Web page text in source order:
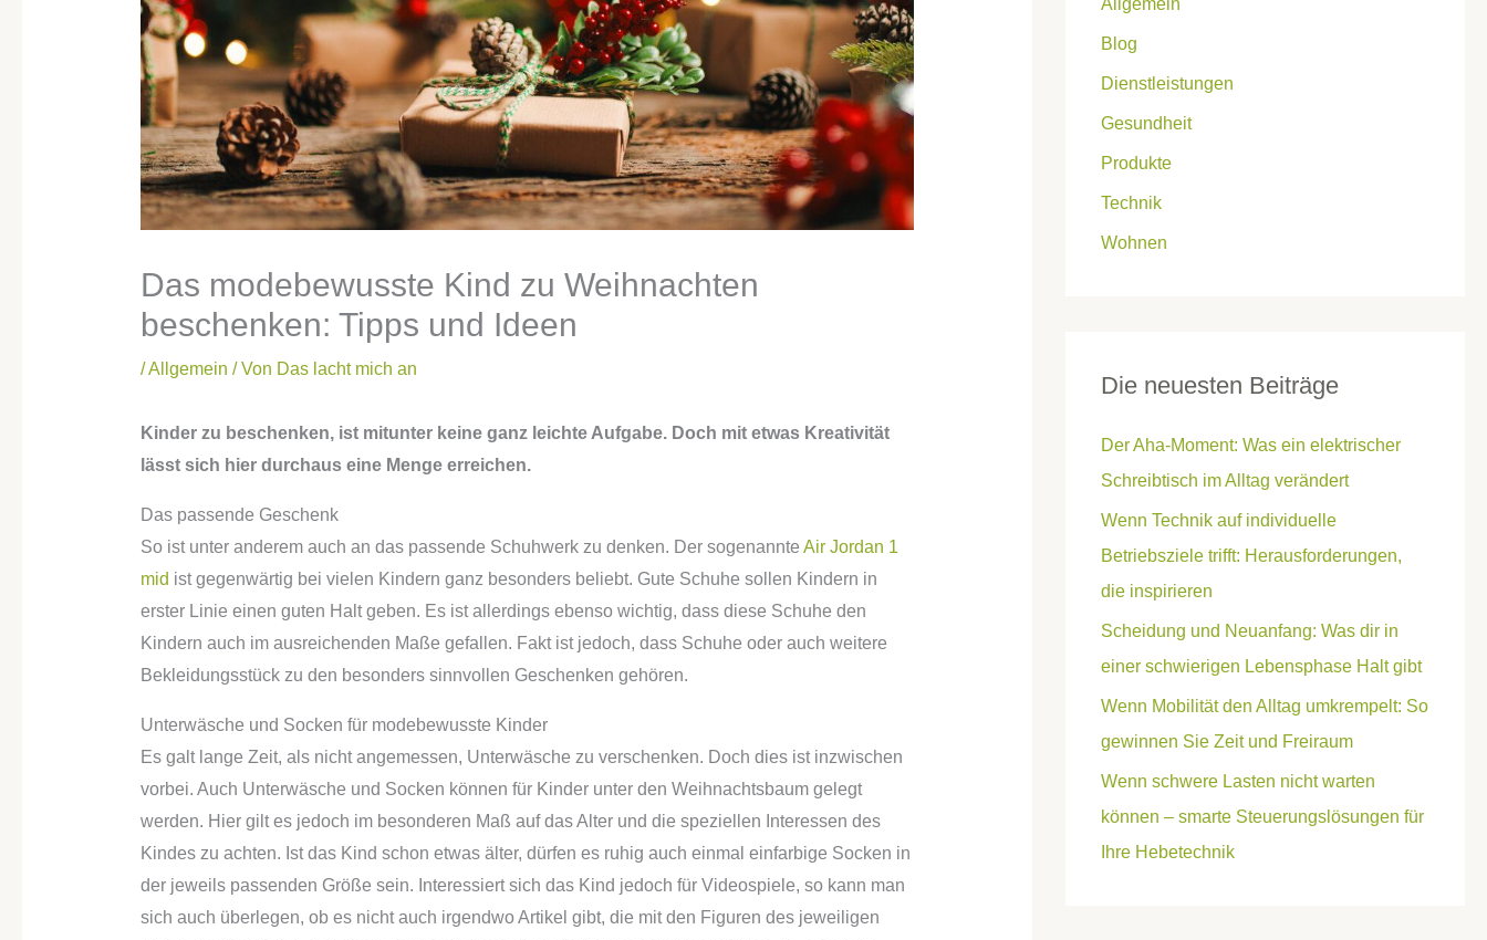
Das modebewusste Kind zu Weihnachten
beschenken: Tipps und Ideen
/Allgemein / Von Das lacht mich an
Kinder zu beschenken, ist mitunter keine ganz leichte Aufgabe. Doch mit etwas Kreativität
lässt sich hier durchaus eine Menge erreichen.
Das passende Geschenk
So ist unter anderem auch an das passende Schuhwerk zu denken. Der sogenannte Air Jordan 1
mid ist gegenwärtig bei vielen Kindern ganz besonders beliebt. Gute Schuhe sollen Kindern in
erster Linie einen guten Halt geben. Es ist allerdings ebenso wichtig, dass diese Schuhe den
Kindern auch im ausreichenden Maße gefallen. Fakt ist jedoch, dass Schuhe oder auch weitere
Bekleidungsstück zu den besonders sinnvollen Geschenken gehören.
Unterwäsche und Socken für modebewusste Kinder
Es galt lange Zeit, als nicht angemessen, Unterwäsche zu verschenken. Doch dies ist inzwischen
vorbei. Auch Unterwäsche und Socken können für Kinder unter den Weihnachtsbaum gelegt
werden. Hier gilt es jedoch im besonderen Maß auf das Alter und die speziellen Interessen des
Kindes zu achten. Ist das Kind schon etwas älter, dürfen es ruhig auch einmal einfarbige Socken in
der jeweils passenden Größe sein. Interessiert sich das Kind jedoch für Videospiele, so kann man
sich auch überlegen, ob es nicht auch irgendwo Artikel gibt, die mit den Figuren des jeweiligen
Allgemein
Blog
Dienstleistungen
Gesundheit
Produkte
Technik
Wohnen
Die neuesten Beiträge
Der Aha-Moment: Was ein elektrischer
Schreibtisch im Alltag verändert
Wenn Technik auf individuelle
Betriebsziele trifft: Herausforderungen,
die inspirieren
Scheidung und Neuanfang: Was dir in
einer schwierigen Lebensphase Halt gibt
Wenn Mobilität den Alltag umkrempelt: So
gewinnen Sie Zeit und Freiraum
Wenn schwere Lasten nicht warten
können – smarte Steuerungslösungen für
Ihre Hebetechnik